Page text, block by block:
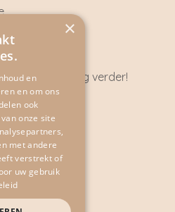
helpen u graag verder!
×
en
en om ons
ook
onze site
met andere
verstrekt of
uw gebruik